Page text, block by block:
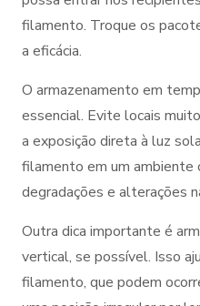
filamento. Troque os
a eficácia.
O armazenamento em
essencial. Evite locais
a exposição direta à luz
filamento em um ambiente
degradações e alterações
Outra dica importante é
vertical, se possível. Isso
filamento, que podem